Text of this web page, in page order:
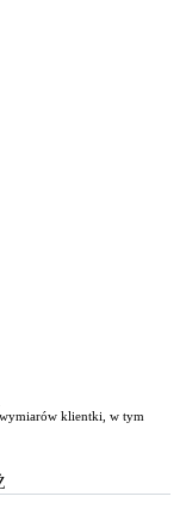
klientki, w tym